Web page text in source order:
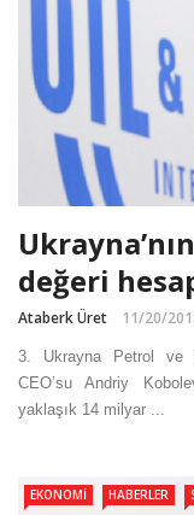
değeri
Ataberk Üret 11/20/
3. Ukrayna Petrol ve
CEO’su Andriy
yaklaşık 14 milyar ...
EKONOMI HABERLER